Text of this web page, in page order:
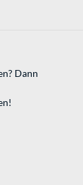
Dann